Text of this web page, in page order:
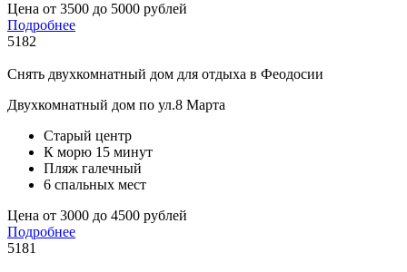
Цена от 3500 до 5000 рублей
Подробнее
5182
Снять двухкомнатный дом для отдыха в Феодосии
Двухкомнатный дом по ул.8 Марта
Старый центр
К морю 15 минут
Пляж галечный
6 спальных мест
Цена от 3000 до 4500 рублей
Подробнее
5181